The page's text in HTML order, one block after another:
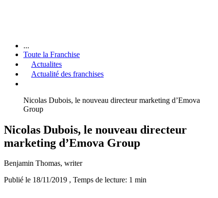
...
Toute la Franchise
Actualites
Actualité des franchises
Nicolas Dubois, le nouveau directeur marketing d’Emova
Group
Nicolas Dubois, le nouveau directeur
marketing d’Emova Group
Benjamin Thomas, writer
Publié le 18/11/2019 , Temps de lecture: 1 min